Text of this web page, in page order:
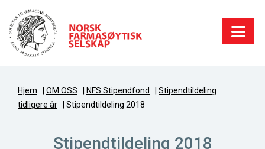
Hjem OM OSS NFS Stipendfond
Stipendtildeling
tidligere år
Stipendtildeling 2018
Stipendtildeling 2018